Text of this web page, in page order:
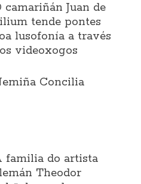
camariñán Juan de
tende pontes
lusofonía a través
videoxogos
Concilia
familia do artista
Theodor